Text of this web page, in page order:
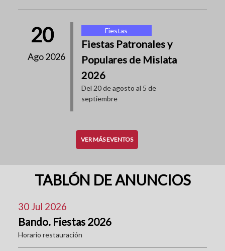
20
Ago 2026
Fiestas
Fiestas Patronales y
Populares de Mislata
2026
Del 20 de agosto al 5 de
septiembre
VER MÁS EVENTOS
TABLÓN DE ANUNCIOS
30 Jul 2026
Bando. Fiestas 2026
Horario restauración